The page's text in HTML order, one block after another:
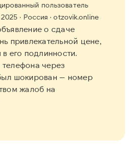
пользователь
· Россия · otzovik.online
о сдаче
привлекательной цене,
его подлинности.
через
шокирован — номер
жалоб на